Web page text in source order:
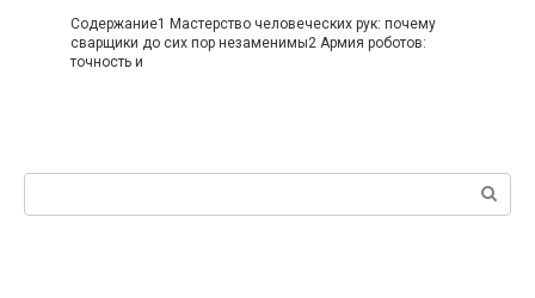
Содержание1 Мастерство человеческих рук: почему
сварщики до сих пор незаменимы2 Армия роботов:
точность и